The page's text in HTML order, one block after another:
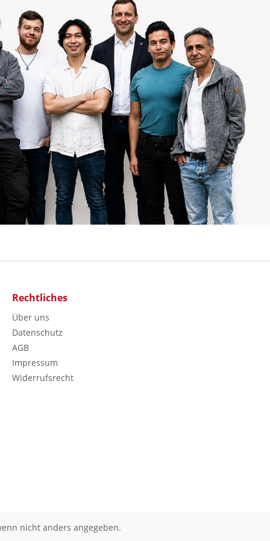
Rechtliches
Über uns
Datenschutz
AGB
Impressum
Widerrufsrecht
nicht anders angegeben.